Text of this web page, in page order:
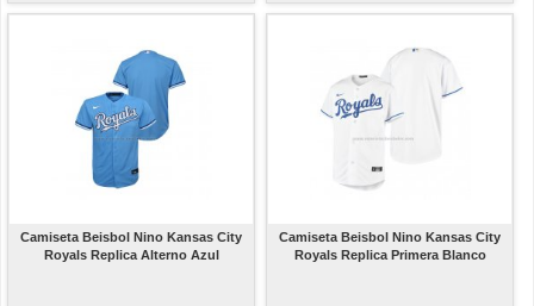
Camiseta Beisbol Nino Kansas City
Royals Replica Alterno Azul
Camiseta Beisbol Nino Kansas City
Royals Replica Primera Blanco